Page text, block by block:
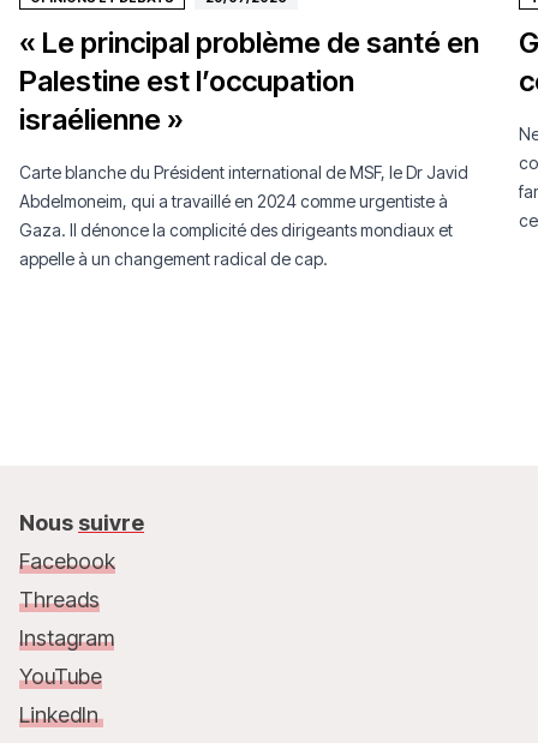
« Le principal problème de santé en
Palestine est l’occupation
israélienne »
Carte blanche du Président international de MSF, le Dr Javid
Abdelmoneim, qui a travaillé en 2024 comme urgentiste à
Gaza. Il dénonce la complicité des dirigeants mondiaux et
appelle à un changement radical de cap.
Nous suivre
Facebook
Threads
Instagram
YouTube
LinkedIn